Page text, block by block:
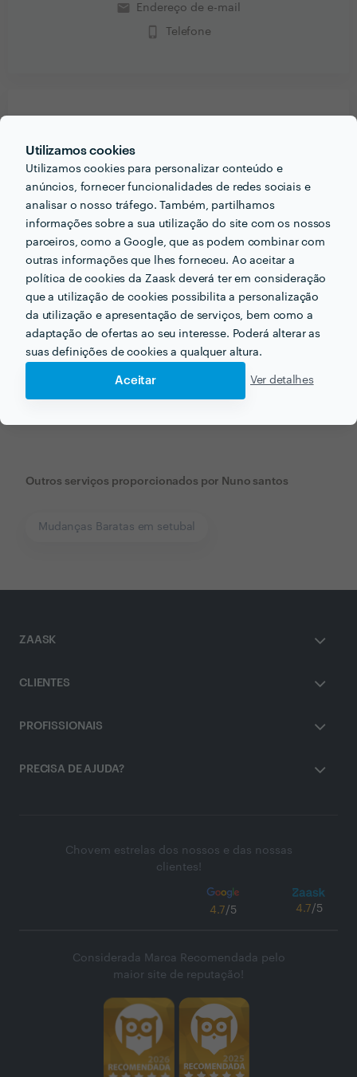
Utilizamos cookies
Utilizamos cookies para personalizar conteúdo e
anúncios, fornecer funcionalidades de redes sociais e
analisar o nosso tráfego. Também, partilhamos
informações sobre a sua utilização do site com os nossos
parceiros, como a Google, que as podem combinar com
outras informações que lhes forneceu. Ao aceitar a
política de cookies da Zaask deverá ter em consideração
que a utilização de cookies possibilita a personalização
da utilização e apresentação de serviços, bem como a
adaptação de ofertas ao seu interesse. Poderá alterar as
suas definições de cookies a qualquer altura.
Aceitar Ver detalhes
email Endereço de e-mail
phone_iphone Telefone
Nuno santos
em poucas horas.
Outros serviços proporcionados por Nuno santos
Mudanças Baratas em setubal
ZAASK
CLIENTES
PROFISSIONAIS
PRECISA DE AJUDA?
Chovem estrelas dos nossos e das nossas
clientes!
4.7/5 4.7/5
Considerada Marca Recomendada pelo
maior site de reputação!